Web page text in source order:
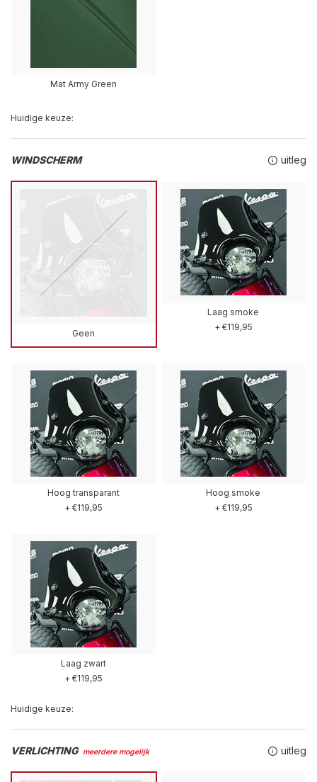
Mat Army Green
Huidige keuze:
WINDSCHERM uitleg
Geen
Laag smoke
+ €119,95
Hoog transparant
+ €119,95
Hoog smoke
+ €119,95
Laag zwart
+ €119,95
Huidige keuze:
VERLICHTING meerdere mogelijk uitleg